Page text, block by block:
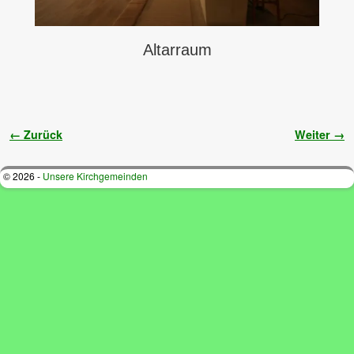
Altarraum
Bilder-Navigation
← Zurück Weiter →
© 2026 - Unsere Kirchgemeinden